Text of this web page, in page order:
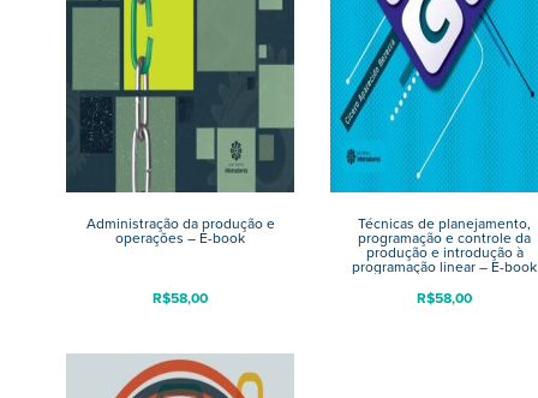
Administração da produção e
operações – E-book
R$58,00
Técnicas de planejamento,
programação e controle da
produção e introdução à
programação linear – E-book
R$58,00